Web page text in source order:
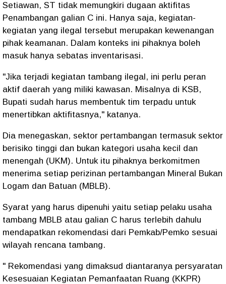
Setiawan, ST tidak memungkiri dugaan aktifitas
Penambangan galian C ini. Hanya saja, kegiatan-
kegiatan yang ilegal tersebut merupakan kewenangan
pihak keamanan. Dalam konteks ini pihaknya boleh
masuk hanya sebatas inventarisasi.
"Jika terjadi kegiatan tambang ilegal, ini perlu peran
aktif daerah yang miliki kawasan. Misalnya di KSB,
Bupati sudah harus membentuk tim terpadu untuk
menertibkan aktifitasnya," katanya.
Dia menegaskan, sektor pertambangan termasuk sektor
berisiko tinggi dan bukan kategori usaha kecil dan
menengah (UKM). Untuk itu pihaknya berkomitmen
menerima setiap perizinan pertambangan Mineral Bukan
Logam dan Batuan (MBLB).
Syarat yang harus dipenuhi yaitu setiap pelaku usaha
tambang MBLB atau galian C harus terlebih dahulu
mendapatkan rekomendasi dari Pemkab/Pemko sesuai
wilayah rencana tambang.
" Rekomendasi yang dimaksud diantaranya persyaratan
Kesesuaian Kegiatan Pemanfaatan Ruang (KKPR)